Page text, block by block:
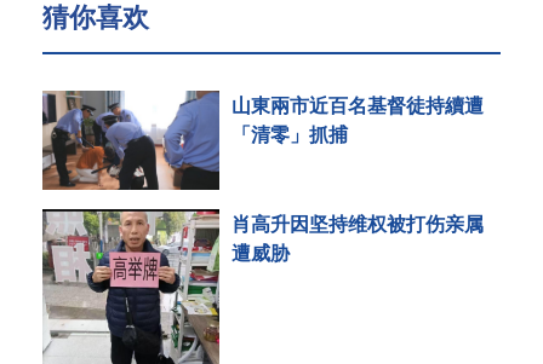
猜你喜欢
山東兩市近百名基督徒持續遭
「清零」抓捕
肖高升因坚持维权被打伤亲属
遭威胁